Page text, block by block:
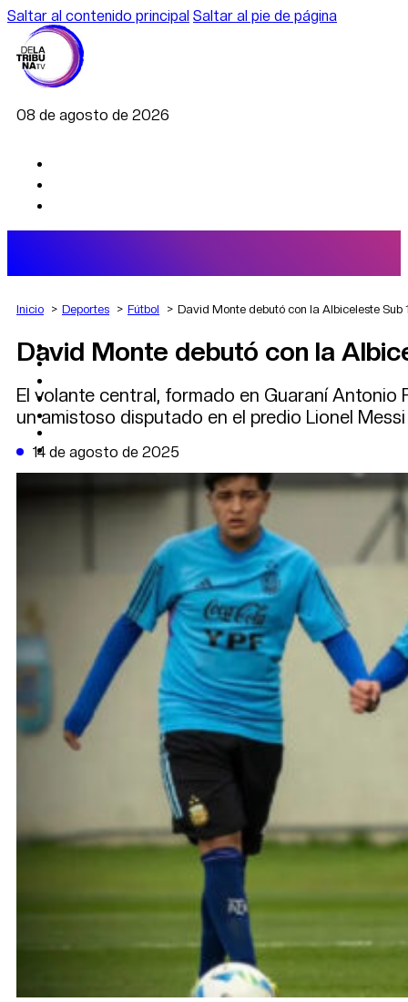
Saltar al contenido principal Saltar al pie de página
08 de agosto de 2026
AGRO
DEPORTES
POLÍTICA
CAMBIO CLIMÁTICO
DE LA TRIBUNA TV
Inicio Deportes Fútbol David Monte debutó con la Albiceleste Sub
David Monte debutó con la
El volante central, formado en Guaraní
un amistoso disputado en el predio Lionel
14 de agosto de 2025